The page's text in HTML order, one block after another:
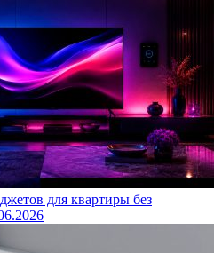
для квартиры без